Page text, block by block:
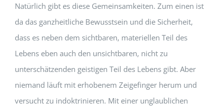
Natürlich gibt es diese Gemeinsamkeiten. Zum einen ist
da das ganzheitliche Bewusstsein und die Sicherheit,
dass es neben dem sichtbaren, materiellen Teil des
Lebens eben auch den unsichtbaren, nicht zu
unterschätzenden geistigen Teil des Lebens gibt. Aber
niemand läuft mit erhobenem Zeigefinger herum und
versucht zu indoktrinieren. Mit einer unglaublichen